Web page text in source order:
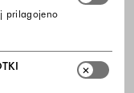
prilagojeno